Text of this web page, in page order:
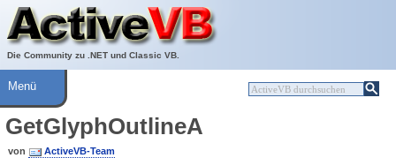
Die Community zu .NET und Classic VB.
Über ActiveVB
Hilfe
Menü
GetGlyphOutlineA
von ActiveVB-Team